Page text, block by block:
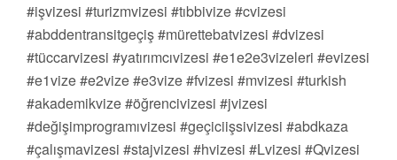
#işvizesi #turizmvizesi #tıbbivize #cvizesi
#abddentransitgeçiş #mürettebatvizesi #dvizesi
#tüccarvizesi #yatırımcıvizesi #e1e2e3vizeleri #evizesi
#e1vize #e2vize #e3vize #fvizesi #mvizesi #turkish
#akademikvize #öğrencivizesi #jvizesi
#değişimprogramıvizesi #geçiciişsivizesi #abdkaza
#çalışmavizesi #stajvizesi #hvizesi #Lvizesi #Qvizesi